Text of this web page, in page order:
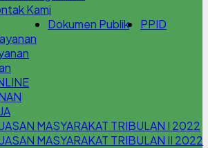
Kami
Dokumen Publik PPID
MASYARAKAT TRIBULAN I 2022
MASYARAKAT TRIBULAN II 2022